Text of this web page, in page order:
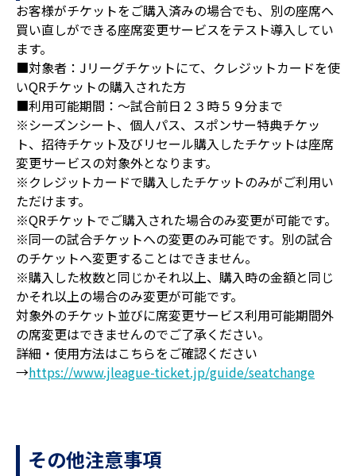
お客様がチケットをご購入済みの場合でも、別の座席へ
買い直しができる座席変更サービスをテスト導入してい
ます。
■対象者：Jリーグチケットにて、クレジットカードを使
いQRチケットの購入された方
■利用可能期間：～試合前日２３時５９分まで
※シーズンシート、個人パス、スポンサー特典チケッ
ト、招待チケット及びリセール購入したチケットは座席
変更サービスの対象外となります。
※クレジットカードで購入したチケットのみがご利用い
ただけます。
※QRチケットでご購入された場合のみ変更が可能です。
※同一の試合チケットへの変更のみ可能です。別の試合
のチケットへ変更することはできません。
※購入した枚数と同じかそれ以上、購入時の金額と同じ
かそれ以上の場合のみ変更が可能です。
対象外のチケット並びに席変更サービス利用可能期間外
の席変更はできませんのでご了承ください。
詳細・使用方法はこちらをご確認ください
→https://www.jleague-ticket.jp/guide/seatchange
その他注意事項